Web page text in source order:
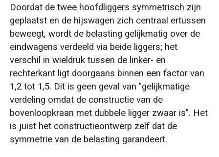
Doordat de twee hoofdliggers symmetrisch zijn
geplaatst en de hijswagen zich centraal ertussen
beweegt, wordt de belasting gelijkmatig over de
eindwagens verdeeld via beide liggers; het
verschil in wieldruk tussen de linker- en
rechterkant ligt doorgaans binnen een factor van
1,2 tot 1,5. Dit is geen geval van "gelijkmatige
verdeling omdat de constructie van de
bovenloopkraan met dubbele ligger zwaar is". Het
is juist het constructieontwerp zelf dat de
symmetrie van de belasting garandeert.